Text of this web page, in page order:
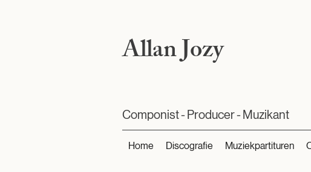
Allan Jozy
Componist - Producer - Muzikant
Home Discografie Muziekpartituren